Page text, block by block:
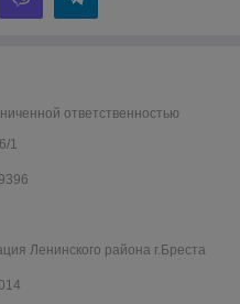
ответственностью
1
Ленинского района г.Бреста